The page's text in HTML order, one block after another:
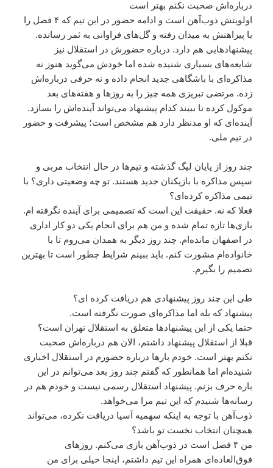
درباره‌اش صحبت نکنم بهتر است
اولویتش ذوب‌آهن است و ادامه حضور در این تیم که ۴ فصل را
با پیراهنش به میدان رفته و گل‌های فراوانی به ثمر رسانده.
پیشنهادهایی هم دارد. درباره حضورش در استقلال نیز
شایعه‌های بسیاری شنیده شده اما خودش می‌گوید هنوز نه
مذاکره‌ای با باشگاهی جدید انجام داده و نه حرفی درباره‌اش
زده. مرتضی تبریزی همه چیز را به روزها و هفته‌های بعد
موکول کرده تا ببیند کدام پیشنهاد می‌تواند آینده‌اش را بسازد.
آینده‌ای که او مدنظر دارد هم مشخص است؛ پیشرفت و حضور
در تیم ملی.
چند روز از پایان لیگ گذشته و تیم‌ها در حال انتخاب مربی و
سپس مذاکره با بازیکنان جدید هستند. تو چه وضعیتی داری؟ با
تیمی مذاکره کرده‌ای؟
فعلا که نه. حقیقت این است که تصمیمی برای آینده نگرفته ام.
بازی‌ها تازه تمام شده و من هم برای انجام یکی دو کار اداری
در اصفهان مانده‌ام. چند روز دیگر به همدان می‌روم تا با
خانواده‌ام مشورت کنم. باید ببینم شرایط چطور است تا بهترین
تصمیم را بگیرم.
طی این چند روز پیشنهادی هم دریافت کرده ای؟
پیشنهاد که بله اما مذاکره‌ای صورت نگرفته است.
حتما یکی از این پیشنهادها متعلق به استقلال تهران است؟
قبلا از استقلال پیشنهاد داشتم، الان هم درباره‌اش صحبت
نکنم بهتر است. خودم بارها درباره حضورم در استقلال اخباری
شنیده‌ام اما همانطور که گفتم چند روز بعد می‌توانم در این
باره حرف بزنم. پیشنهاد استقلال رسمی نیست و خودم هم در
رسانه‌ها شنیدم که این تیم مرا می‌خواهد.
ذوب‌آهن با توجه به اینکه سهمیه آسیا دریافت نکرده، می‌تواند
همچنان انتخاب نخست تو باشد؟
من ۴ فصل است در ذوب‌آهن بازی می‌کنم. روزهای
فوق‌العاده‌ای همراه این تیم داشتم، اینجا خیلی برای من